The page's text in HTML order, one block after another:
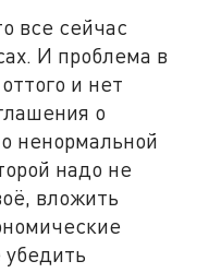
все сейчас
И проблема в
и нет
о
ненормальной
надо не
вложить